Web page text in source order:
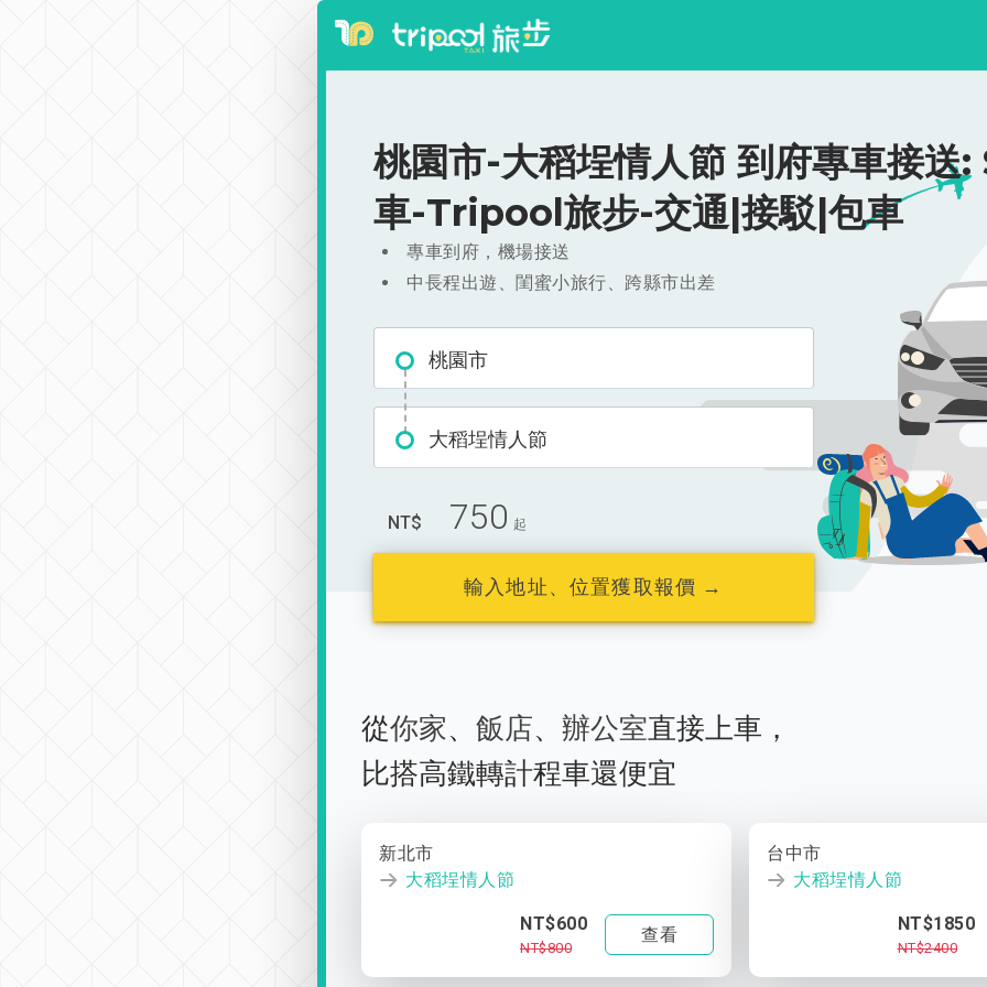
桃園市-大稻埕情人節 到府專車接送
車-Tripool旅步-交通|接駁|包車
專車到府，機場接送
中長程出遊、閨蜜小旅行、跨縣市出差
桃園市
大稻埕情人節
NT$ 750 起
輸入地址、位置獲取報價 →
從你家、 飯店、 辦公室直接上車，
比搭高鐵轉計程車還便宜
新北市
大稻埕情人節
NT$600
NT$800
查看
台中市
大稻埕情人節
NT$1850
NT$2400